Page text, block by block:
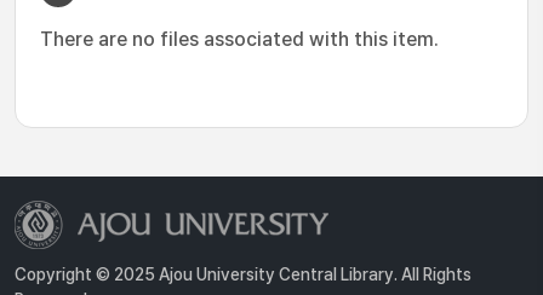
There are no files associated with this item.
Copyright © 2025 Ajou University Central Library. All Rights